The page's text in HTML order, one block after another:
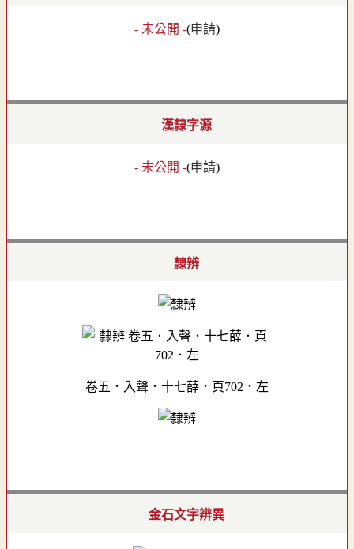
- 未公開 -(申請)
漢隸字源
- 未公開 -(申請)
隸辨
卷五．入聲．十七薛．頁702．左
金石文字辨異